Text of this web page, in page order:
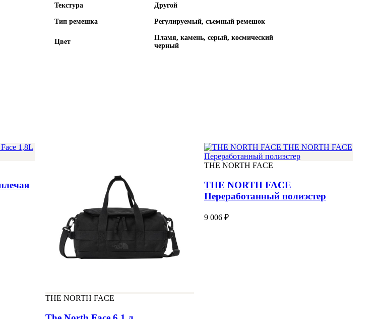
Текстура Другой
Тип ремешка Регулируемый, съемный ремешок
Цвет
Пламя, камень, серый, космический
черный
THE NORTH FACE
THE NORTH FACE
THE NORTH FACE
Переработанный полиэстер
9 006 ₽